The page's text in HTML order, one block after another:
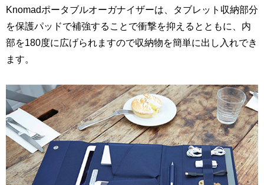
Knomadポータブルオーガナイザーは、タブレット収納部分
を保護パッドで補強することで衝撃を抑えるとともに、内
部を180度に広げられますので収納物を簡単に出し入れでき
ます。